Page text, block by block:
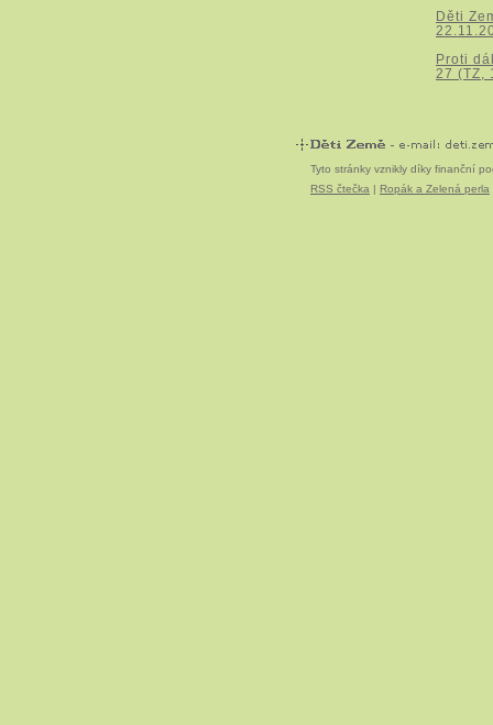
Děti
Proti
27 (TZ,
Tyto stránky vznikly díky finanční
RSS čtečka | Ropák a Zelená perla